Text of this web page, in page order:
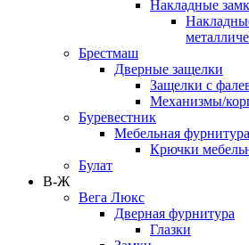
Накладные
Брестмаш
Дверные защелки
Защелки с
Механизмы/
Буревестник
Мебельная фурнитура
Крючки
Булат
В-Ж
Вега Люкс
Дверная фурнитура
Глазки